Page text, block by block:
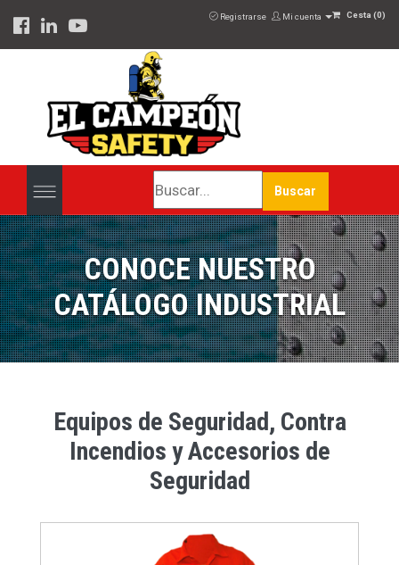
Cesta (0)
Registrarse Mi cuenta
Buscar
CONOCE NUESTRO
CATÁLOGO INDUSTRIAL
Equipos de Seguridad, Contra
Incendios y Accesorios de
Seguridad